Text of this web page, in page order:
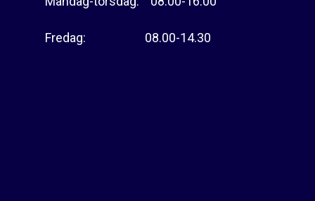
Fredag: 08.00-14.30